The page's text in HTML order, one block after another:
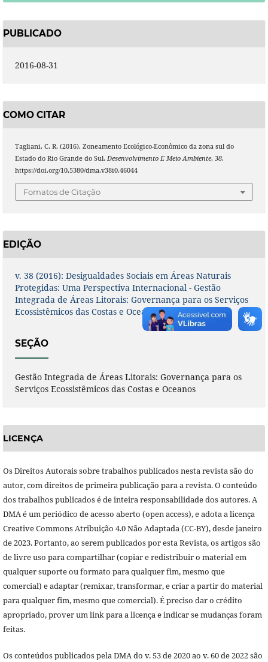
PUBLICADO
2016-08-31
COMO CITAR
Tagliani, C. R. (2016). Zoneamento Ecológico-Econômico da zona sul do
Estado do Rio Grande do Sul. Desenvolvimento E Meio Ambiente, 38.
https://doi.org/10.5380/dma.v38i0.46044
Fomatos de Citação
EDIÇÃO
v. 38 (2016): Desigualdades Sociais em Áreas Naturais
Protegidas: Uma Perspectiva Internacional - Gestão
Integrada de Áreas Litorais: Governança para os Serviços
Ecossistêmicos das Costas e Oceanos
SEÇÃO
Gestão Integrada de Áreas Litorais: Governança para os
Serviços Ecossistêmicos das Costas e Oceanos
LICENÇA
Os Direitos Autorais sobre trabalhos publicados nesta revista são do
autor, com direitos de primeira publicação para a revista. O conteúdo
dos trabalhos publicados é de inteira responsabilidade dos autores. A
DMA é um periódico de acesso aberto (open access), e adota a licença
Creative Commons Atribuição 4.0 Não Adaptada (CC-BY), desde janeiro
de 2023. Portanto, ao serem publicados por esta Revista, os artigos são
de livre uso para compartilhar (copiar e redistribuir o material em
qualquer suporte ou formato para qualquer fim, mesmo que
comercial) e adaptar (remixar, transformar, e criar a partir do material
para qualquer fim, mesmo que comercial). É preciso dar o crédito
apropriado, prover um link para a licença e indicar se mudanças foram
feitas.
Os conteúdos publicados pela DMA do v. 53 de 2020 ao v. 60 de 2022 são